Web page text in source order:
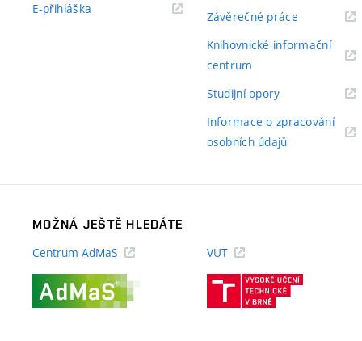
E-přihláška
Závěrečné práce(externí
Knihovnické informační
centrum
Studijní opory(externí
Informace o zpracování
osobních údajů(externí
MOŽNÁ JEŠTĚ HLEDÁTE
Centrum AdMaS
VUT
(externí